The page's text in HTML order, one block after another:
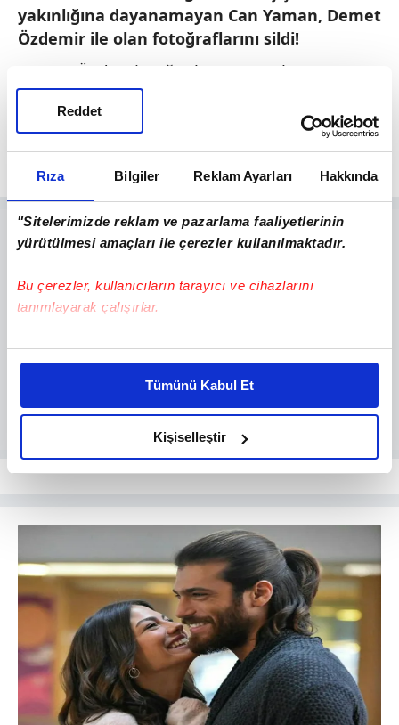
Rıza Bilgiler Reklam Ayarları Hakkında
"Sitelerimizde reklam ve pazarlama faaliyetlerinin
yürütülmesi amaçları ile çerezler kullanılmaktadır.
Bu çerezler, kullanıcıların tarayıcı ve cihazlarını
tanımlayarak çalışırlar.
Bu çerezlere izin vermeniz halinde sizlere özel
daha iyi reklam deneyimi yaşatabiliriz. Bunu yaparken
amacımızın size daha iyi bir reklam deneyimi sunmak
olduğunu ve sizlere en iyi içerikleri sunabilmek adına
elimizden gelen çabayı gösterdiğimizi ve bu noktada,
reklamların maliyetlerimizi karşılamak noktasında tek gelir
Her halükârda, kullanıcılar, bu çerezlere izin vermedikleri
takdirde, kullanıcılara hedefli reklamlar
gösterilmeyecektir."
Sizlere daha iyi bir hizmet sunabilmek için İnternet
Sitemizde kendimize ve üçüncü kişilere ait çerezler
kullanılmaktadır. Bu çerezler vasıtasıyla çeşitli kişisel
verileriniz işlenmekte olup gerekli olan çerezler bilgi
toplumu hizmetlerinin sunulması amacıyla
Tümünü Kabul Et
Kişiselleştir
Reddet
yakınlığına dayanamayan Can Yaman, Demet
Özdemir ile olan fotoğraflarını sildi!
Demet Özdemir-Oğuzhan Koç aşkının ortaya
çıkmasının ardından adı bir dönem Demet
Özdemir ile aşk dedikodularına karışan Can
Yaman'dan flaş bir hamle geldi.